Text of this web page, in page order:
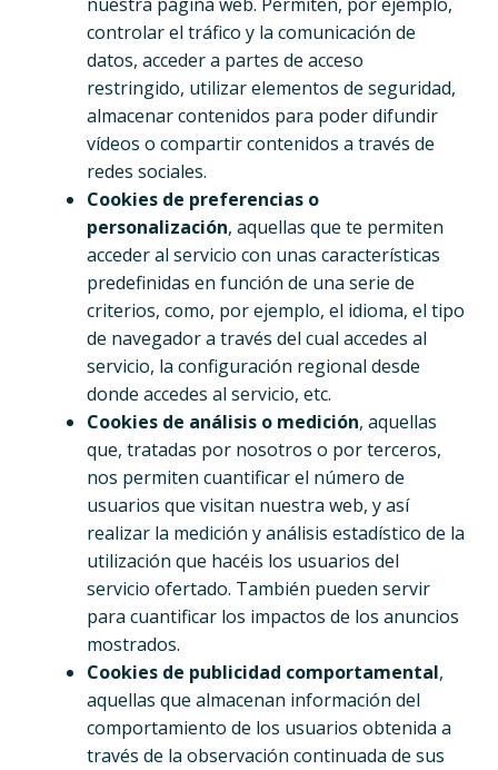
nuestra página web. Permiten, por ejemplo,
controlar el tráfico y la comunicación de
datos, acceder a partes de acceso
restringido, utilizar elementos de seguridad,
almacenar contenidos para poder difundir
vídeos o compartir contenidos a través de
redes sociales.
Cookies de preferencias o
personalización, aquellas que te permiten
acceder al servicio con unas características
predefinidas en función de una serie de
criterios, como, por ejemplo, el idioma, el tipo
de navegador a través del cual accedes al
servicio, la configuración regional desde
donde accedes al servicio, etc.
Cookies de análisis o medición, aquellas
que, tratadas por nosotros o por terceros,
nos permiten cuantificar el número de
usuarios que visitan nuestra web, y así
realizar la medición y análisis estadístico de la
utilización que hacéis los usuarios del
servicio ofertado. También pueden servir
para cuantificar los impactos de los anuncios
mostrados.
Cookies de publicidad comportamental,
aquellas que almacenan información del
comportamiento de los usuarios obtenida a
través de la observación continuada de sus